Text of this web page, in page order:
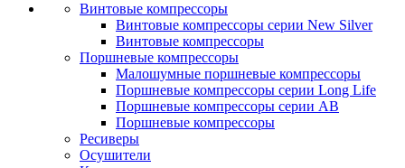
Винтовые компрессоры
Винтовые компрессоры серии New Silver
Винтовые компрессоры
Поршневые компрессоры
Малошумные поршневые компрессоры
Поршневые компрессоры серии Long Life
Поршневые компрессоры серии AB
Поршневые компрессоры
Ресиверы
Осушители